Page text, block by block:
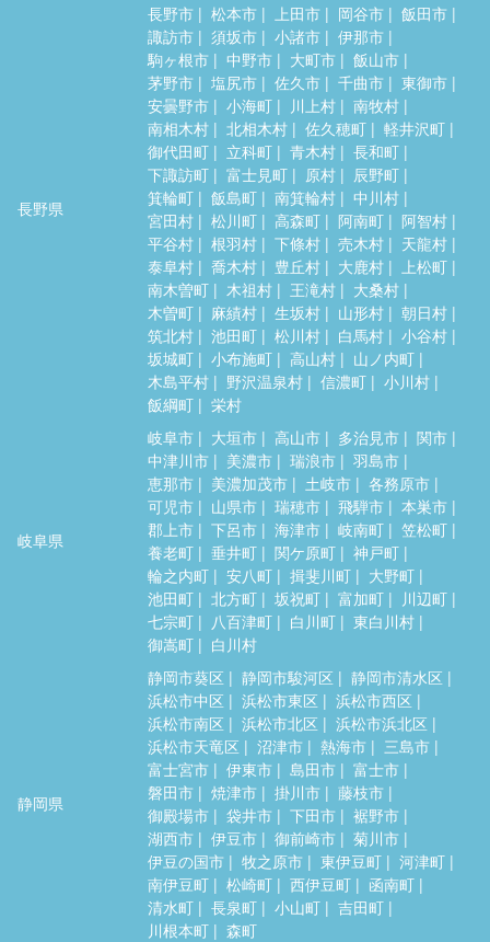
長野県
長野市 松本市 上田市 岡谷市
飯田市
諏訪市
須坂市 小諸市
伊那市
駒ヶ根市
中野市 大町市
飯山市
茅野市
塩尻市 佐久市 千曲市
東御市
安曇野市
小海町 川上村
南牧村
南相木村
北相木村 佐久穂町
軽井沢町
御代田町
立科町 青木村
長和町
下諏訪町
富士見町 原村
辰野町
箕輪町
飯島町 南箕輪村
中川村
宮田村
松川町 高森町 阿南町
阿智村
平谷村
根羽村 下條村 売木村
天龍村
泰阜村
喬木村 豊丘村 大鹿村
上松町
南木曽町
木祖村 王滝村
大桑村
木曽町
麻績村 生坂村 山形村
朝日村
筑北村
池田町 松川村 白馬村
小谷村
坂城町
小布施町 高山村
山ノ内町
木島平村
野沢温泉村 信濃町
小川村
飯綱町
栄村
岐阜県
岐阜市 大垣市 高山市 多治見市
関市
中津川市
美濃市 瑞浪市
羽島市
恵那市
美濃加茂市 土岐市
各務原市
可児市
山県市 瑞穂市 飛騨市
本巣市
郡上市
下呂市 海津市 岐南町
笠松町
養老町
垂井町 関ケ原町
神戸町
輪之内町
安八町 揖斐川町
大野町
池田町
北方町 坂祝町 富加町
川辺町
七宗町
八百津町 白川町
東白川村
御嵩町
白川村
静岡県
静岡市葵区 静岡市駿河区
静岡市清水区
浜松市中区
浜松市東区
浜松市西区
浜松市南区
浜松市北区
浜松市浜北区
浜松市天竜区
沼津市 熱海市
三島市
富士宮市
伊東市 島田市
富士市
磐田市
焼津市 掛川市
藤枝市
御殿場市
袋井市 下田市
裾野市
湖西市
伊豆市 御前崎市
菊川市
伊豆の国市
牧之原市 東伊豆町
河津町
南伊豆町
松崎町 西伊豆町
函南町
清水町
長泉町 小山町
吉田町
川根本町
森町